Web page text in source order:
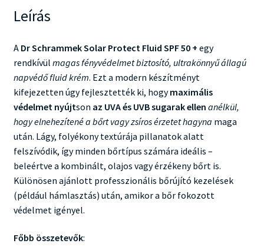
Leírás
A Dr Schrammek Solar Protect Fluid SPF 50 + egy
rendkívül magas fényvédelmet biztosító, ultrakönnyű állagú
napvédő fluid krém. Ezt a modern készítményt
kifejezetten úgy fejlesztették ki, hogymaximális
védelmet nyújtson az UVA és UVB sugarak ellen anélkül,
hogy elnehezítené a bőrt vagy zsíros érzetet hagyna maga
után. Lágy, folyékony textúrája pillanatok alatt
felszívódik, így minden bőrtípus számára ideális –
beleértve a kombinált, olajos vagy érzékeny bőrt is.
Különösen ajánlott professzionális bőrújító kezelések
(például hámlasztás) után, amikor a bőr fokozott
védelmet igényel.
Főbb összetevők: